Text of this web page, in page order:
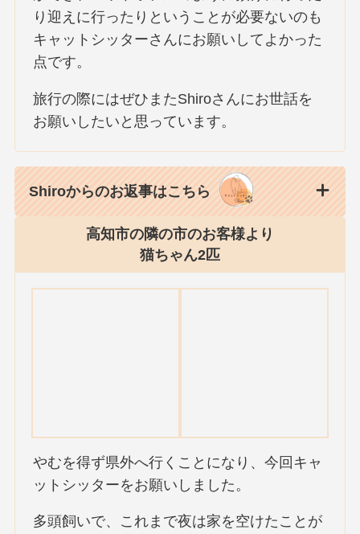
り迎えに行ったりということが必要ないのも
キャットシッターさんにお願いしてよかった
点です。
旅行の際にはぜひまたShiroさんにお世話を
お願いしたいと思っています。
Shiroからのお返事はこちら
高知市の隣の市のお客様より
猫ちゃん2匹
やむを得ず県外へ行くことになり、今回キャ
ットシッターをお願いしました。
多頭飼いで、これまで夜は家を空けたことが